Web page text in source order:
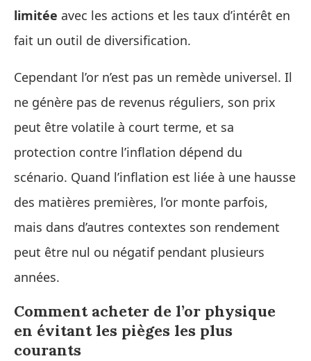
limitée avec les actions et les taux d’intérêt en
fait un outil de diversification.
Cependant l’or n’est pas un remède universel. Il
ne génère pas de revenus réguliers, son prix
peut être volatile à court terme, et sa
protection contre l’inflation dépend du
scénario. Quand l’inflation est liée à une hausse
des matières premières, l’or monte parfois,
mais dans d’autres contextes son rendement
peut être nul ou négatif pendant plusieurs
années.
Comment acheter de l’or physique
en évitant les pièges les plus
courants